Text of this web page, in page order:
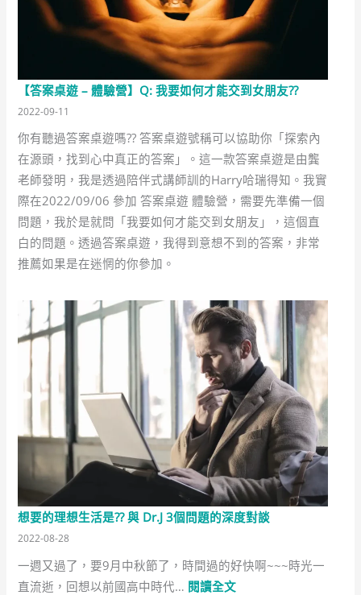
【答案桌遊 – 體驗營】Q: 我要如何才能交到女朋友??
2022-09-11
你有聽過答案桌遊嗎?? 答案桌遊號稱可以協助你「探索內
在源頭，找到心中真正的答案」。這一款答案桌遊是由龔
老師發明，我是透過陪伴式講師訓的Harry哈瑞得知。我實
際在2022/09/06 參加 答案桌遊 體驗營，需要先準備一個
問題，我於是就問「我要如何才能交到女朋友」，這個直
白的問題。透過答案桌遊，我得到意想不到的答案，非常
推薦如果是在迷惘的你參加。
想要的理想生活是?? 與 Dr.J 3個問題的深度對談
2022-08-28
一週又過了，要9月中秋節了，時間過的好快啊~~~時光一
直流逝，回想以前國高中時代… 閱讀全文: